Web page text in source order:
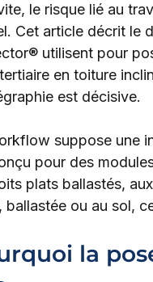
le risque lié au
Cet article décrit le
utilisent pour
en toiture
est décisive.
suppose une
pour des
plats ballastés,
ballastée ou au sol,
la